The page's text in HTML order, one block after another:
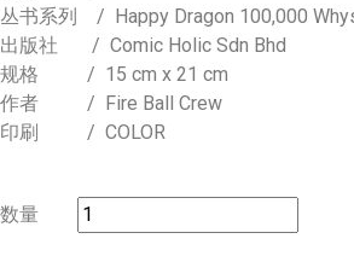
丛书系列 / Happy Dragon 100,000
出版社 / Comic Holic Sdn Bhd
规格 / 15 cm x 21 cm
作者 / Fire Ball Crew
印刷 / COLOR
数量